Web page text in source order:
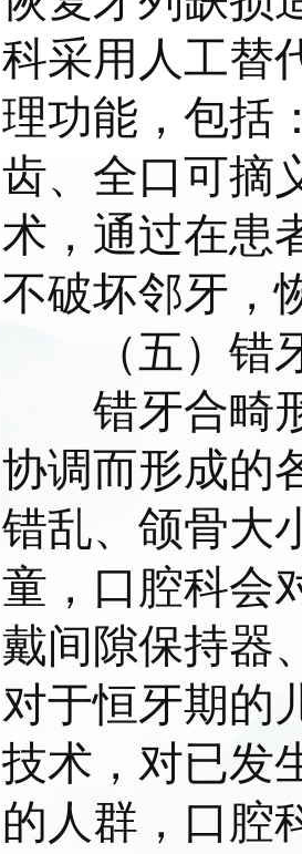
科采用人工替
理功能，包括
齿、全口可摘
术，通过在患
不破坏邻牙，
（五）错
错牙合畸
协调而形成的
错乱、颌骨大
童，口腔科会
戴间隙保持器
对于恒牙期的
技术，对已发
的人群，口腔